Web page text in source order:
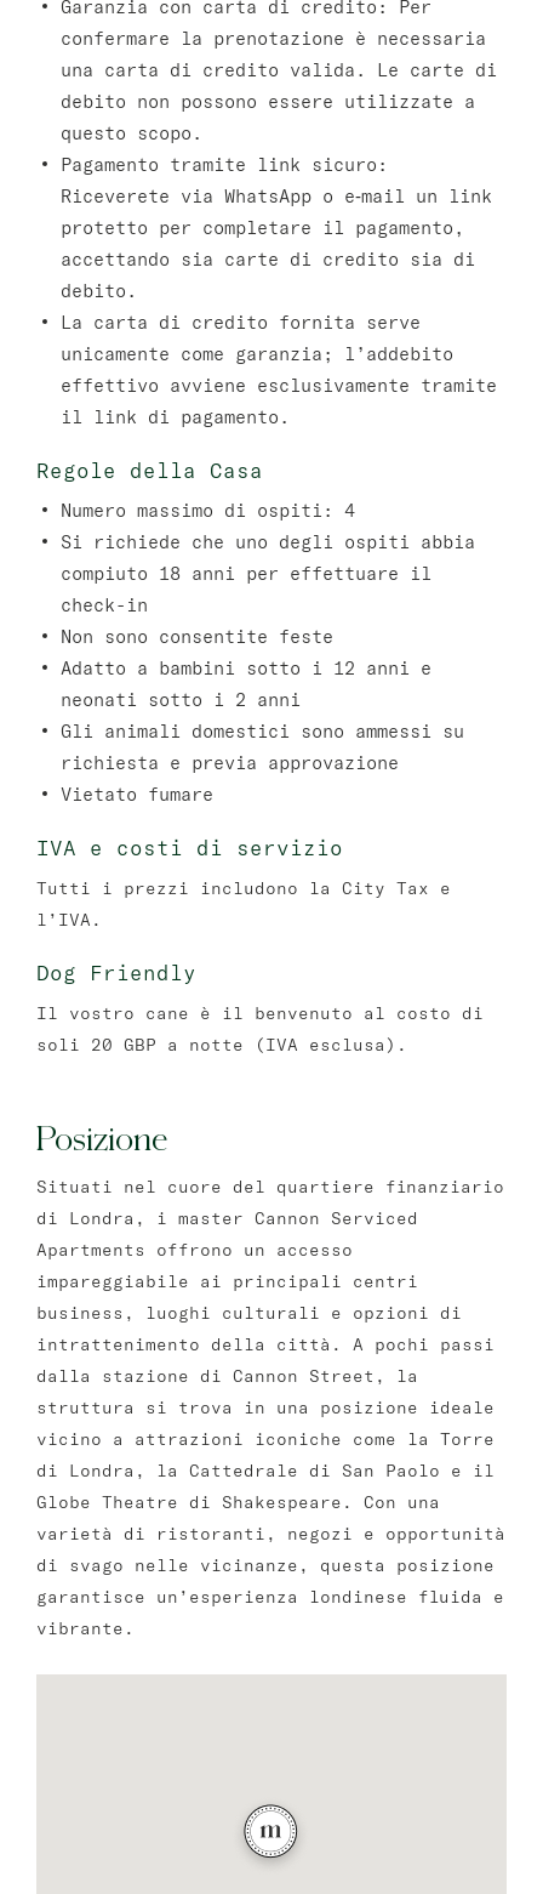
Garanzia con carta di credito:
Per
confermare la prenotazione è necessaria
una carta di credito valida. Le carte di
debito non possono essere utilizzate a
questo scopo.
Pagamento tramite link sicuro:
Riceverete via WhatsApp o e‑mail un link
protetto per completare il pagamento,
accettando sia carte di credito sia di
debito.
La carta di credito fornita serve
unicamente come garanzia; l’addebito
effettivo avviene esclusivamente tramite
il link di pagamento.
Regole della Casa
Numero massimo di ospiti: 4
Si richiede che uno degli ospiti abbia
compiuto 18 anni per effettuare il
check-in
Non sono consentite feste
Adatto a bambini sotto i 12 anni e
neonati sotto i 2 anni
Gli animali domestici sono ammessi su
richiesta e previa approvazione
Vietato fumare
IVA e costi di servizio
Tutti i prezzi includono la City Tax e
l’IVA.
Dog Friendly
Il vostro cane è il benvenuto al costo di
soli 20 GBP a notte (IVA esclusa).
Posizione
Situati nel cuore del quartiere finanziario
di Londra, i master Cannon Serviced
Apartments offrono un accesso
impareggiabile ai principali centri
business, luoghi culturali e opzioni di
intrattenimento della città. A pochi passi
dalla stazione di Cannon Street, la
struttura si trova in una posizione ideale
vicino a attrazioni iconiche come la Torre
di Londra, la Cattedrale di San Paolo e il
Globe Theatre di Shakespeare. Con una
varietà di ristoranti, negozi e opportunità
di svago nelle vicinanze, questa posizione
garantisce un’esperienza londinese fluida e
vibrante.